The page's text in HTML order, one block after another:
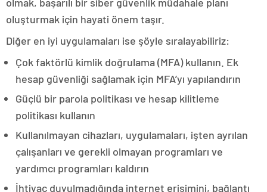
oluşturmak için hayati önem taşır.
Diğer en iyi uygulamaları ise şöyle sıralayabiliriz:
Çok faktörlü kimlik doğrulama (MFA) kullanın. Ek
hesap güvenliği sağlamak için MFA’yı yapılandırın
Güçlü bir parola politikası ve hesap kilitleme
politikası kullanın
Kullanılmayan cihazları, uygulamaları, işten ayrılan
çalışanları ve gerekli olmayan programları ve
yardımcı programları kaldırın
İhtiyaç duyulmadığında internet erişimini, bağlantı